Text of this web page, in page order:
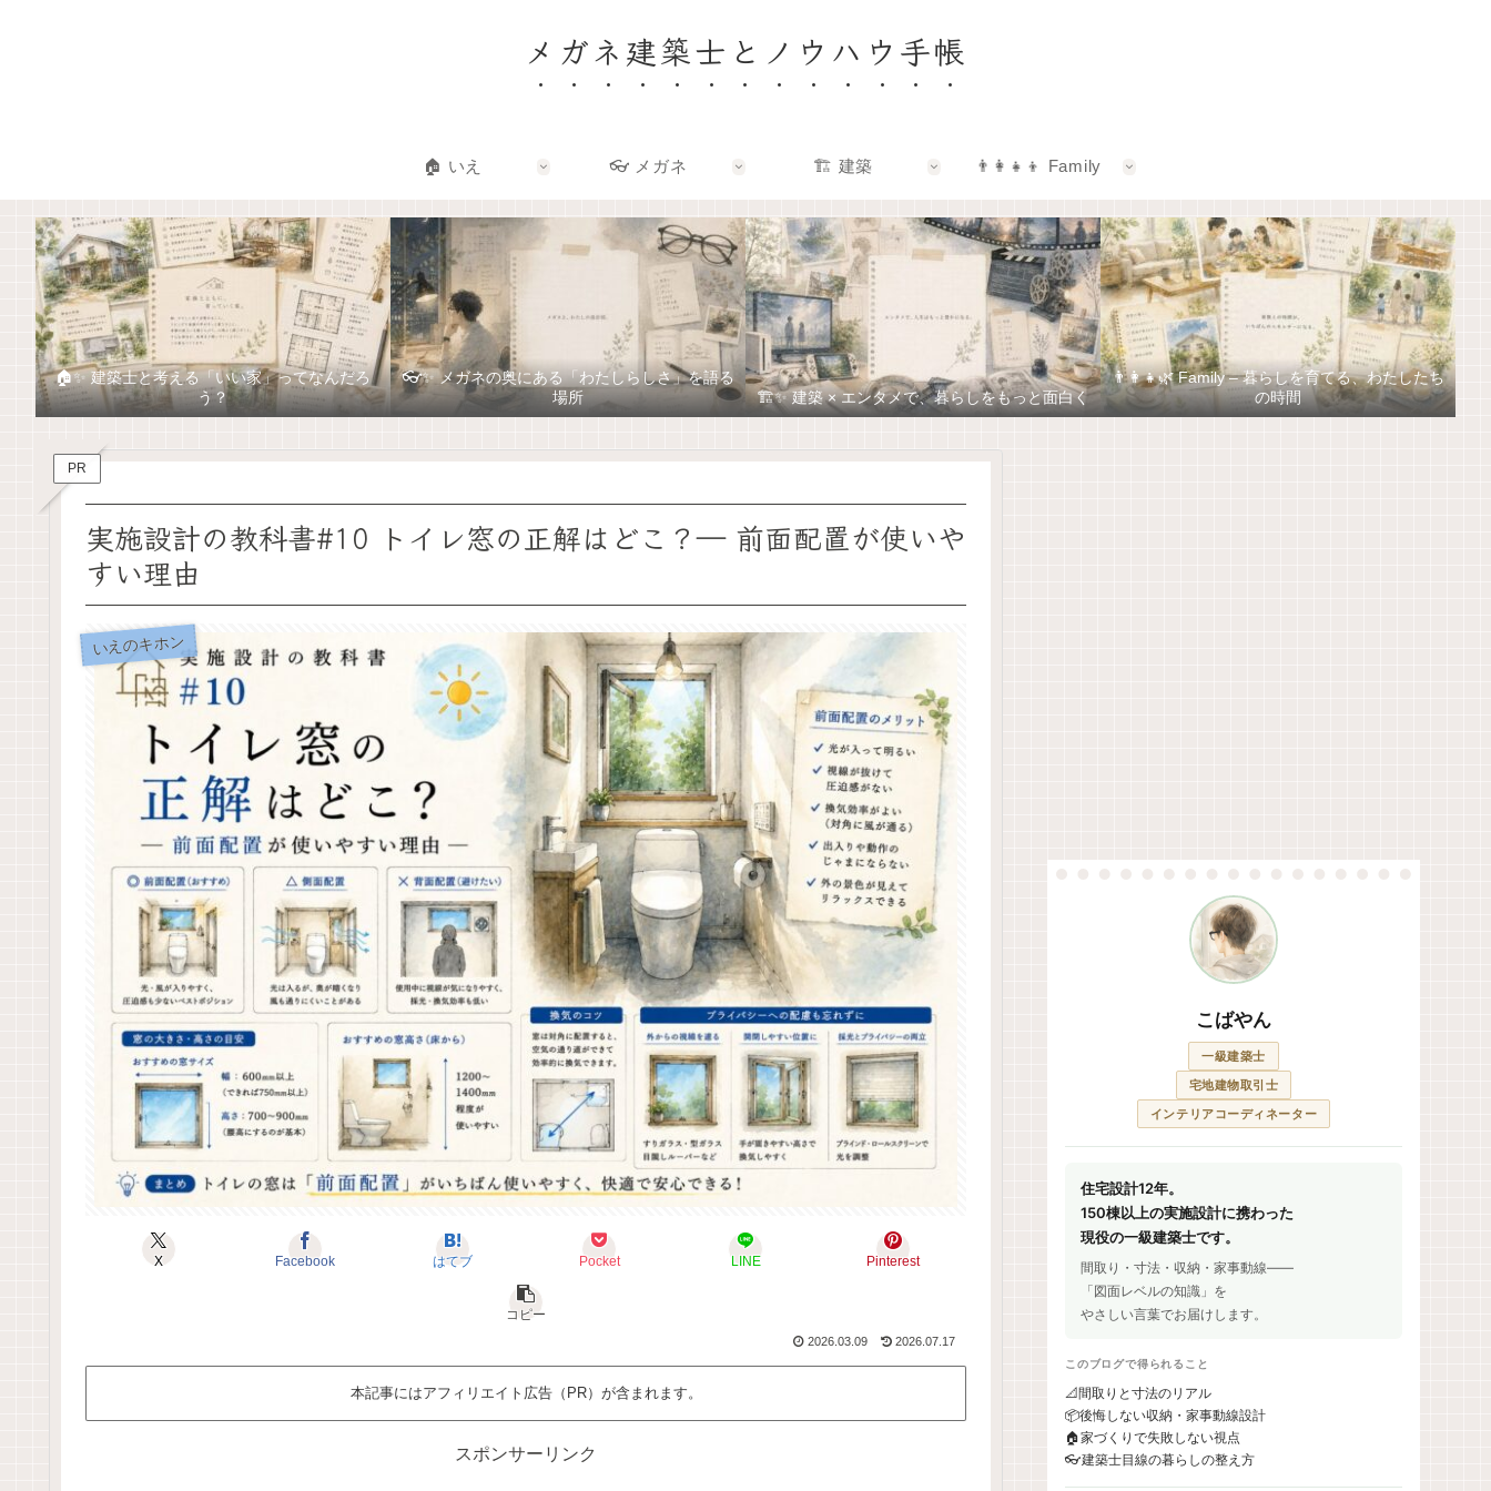
メガネ建築士とノウハウ手帳
🏠 いえ 👓 メガネ 🏗️ 建築 👨‍👩‍👧‍👦 Family
🏠✨ 建築士と考える「いい家」ってなんだろ
う？
👓✨ メガネの奥にある「わたしらしさ」を語る
場所
🏗️✨ 建築 × エンタメで、暮らしをもっと面白く
👨‍👩‍👧🌿 Family – 暮らしを育てる、わたしたち
の時間
PR
実施設計の教科書#10 トイレ窓の正解はどこ？― 前面配置が使いや
すい理由
いえのキホン
X Facebook はてブ Pocket LINE Pinterest
コピー
2026.03.09 2026.07.17
本記事にはアフィリエイト広告（PR）が含まれます。
スポンサーリンク
こばやん
一級建築士
宅地建物取引士
インテリアコーディネーター
住宅設計12年。
150棟以上の実施設計に携わった
現役の一級建築士です。
間取り・寸法・収納・家事動線——
「図面レベルの知識」を
やさしい言葉でお届けします。
このブログで得られること
📐間取りと寸法のリアル
📦後悔しない収納・家事動線設計
🏠家づくりで失敗しない視点
👓建築士目線の暮らしの整え方